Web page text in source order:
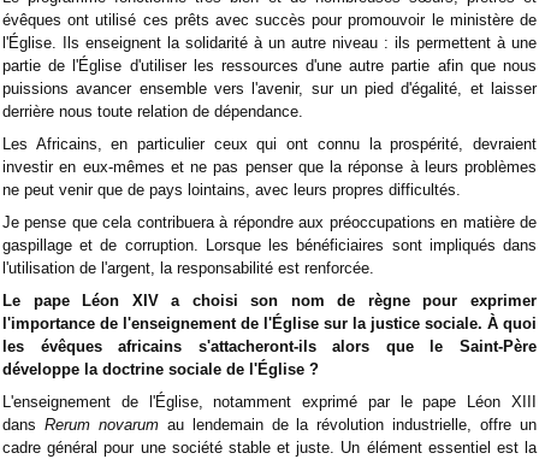
évêques ont utilisé ces prêts avec succès pour promouvoir le ministère de
l'Église. Ils enseignent la solidarité à un autre niveau : ils permettent à une
partie de l'Église d'utiliser les ressources d'une autre partie afin que nous
puissions avancer ensemble vers l'avenir, sur un pied d'égalité, et laisser
derrière nous toute relation de dépendance.
Les Africains, en particulier ceux qui ont connu la prospérité, devraient
investir en eux-mêmes et ne pas penser que la réponse à leurs problèmes
ne peut venir que de pays lointains, avec leurs propres difficultés.
Je pense que cela contribuera à répondre aux préoccupations en matière de
gaspillage et de corruption. Lorsque les bénéficiaires sont impliqués dans
l'utilisation de l'argent, la responsabilité est renforcée.
Le pape Léon XIV a choisi son nom de règne pour exprimer
l'importance de l'enseignement de l'Église sur la justice sociale. À quoi
les évêques africains s'attacheront-ils alors que le Saint-Père
développe la doctrine sociale de l'Église ?
L'enseignement de l'Église, notamment exprimé par le pape Léon XIII
dans Rerum novarum au lendemain de la révolution industrielle, offre un
cadre général pour une société stable et juste. Un élément essentiel est la